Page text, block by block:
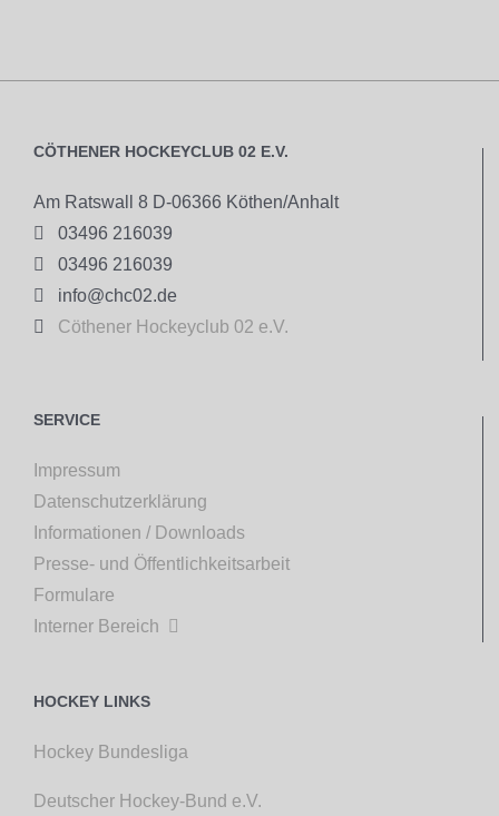
CÖTHENER HOCKEYCLUB 02 E.V.
Am Ratswall 8 D-06366 Köthen/Anhalt

03496 216039

03496 216039

info@chc02.de

Cöthener Hockeyclub 02 e.V.
SERVICE
Impressum
Datenschutzerklärung
Informationen / Downloads
Presse- und Öffentlichkeitsarbeit
Formulare
Interner Bereich

HOCKEY LINKS
Hockey Bundesliga
Deutscher Hockey-Bund e.V.